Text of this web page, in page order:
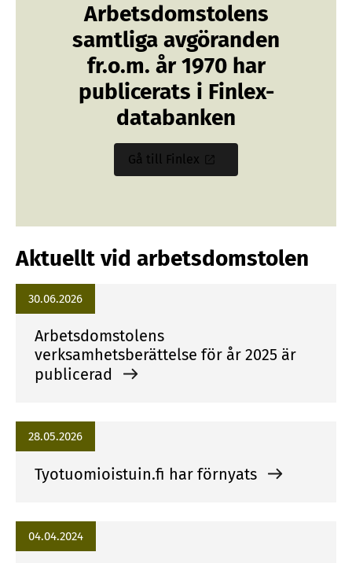
Arbetsdomstolens
samtliga avgöranden
fr.o.m. år 1970 har
publicerats i Finlex-
databanken
Gå till Finlex
S
ä
n
n
Aktuellt vid arbetsdomstolen
30.06.2026
Arbetsdomstolens
verksamhetsberättelse för år 2025 är
publicerad
28.05.2026
Tyotuomioistuin.fi har förnyats
04.04.2024